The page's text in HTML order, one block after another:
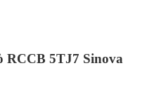
RCCB 5TJ7 Sinova